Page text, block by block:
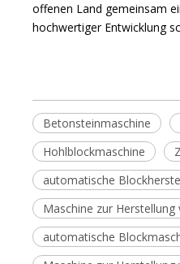
offenen Land gemeinsam
hochwertiger Entwicklung
Betonsteinmaschine
Hohlblockmaschine
automatische
Maschine zur
automatische